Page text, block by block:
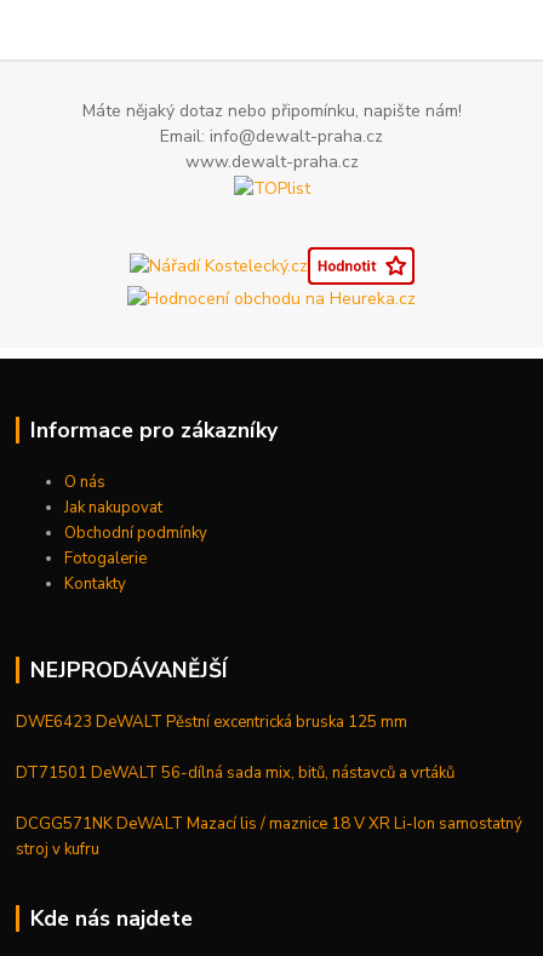
Máte nějaký dotaz nebo připomínku, napište nám!
Email: info@dewalt-praha.cz
www.dewalt-praha.cz
Informace pro zákazníky
O nás
Jak nakupovat
Obchodní podmínky
Fotogalerie
Kontakty
NEJPRODÁVANĚJŠÍ
DWE6423 DeWALT Pěstní excentrická bruska 125 mm
DT71501 DeWALT 56-dílná sada mix, bitů, nástavců a vrtáků
DCGG571NK DeWALT Mazací lis / maznice 18 V XR Li-Ion samostatný
stroj v kufru
Kde nás najdete